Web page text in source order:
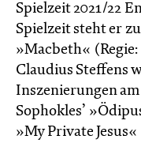
Spielzeit 2021/22
Spielzeit steht er
»Macbeth«
Claudius Steffens
Inszenierungen am
Sophokles’
»My Private